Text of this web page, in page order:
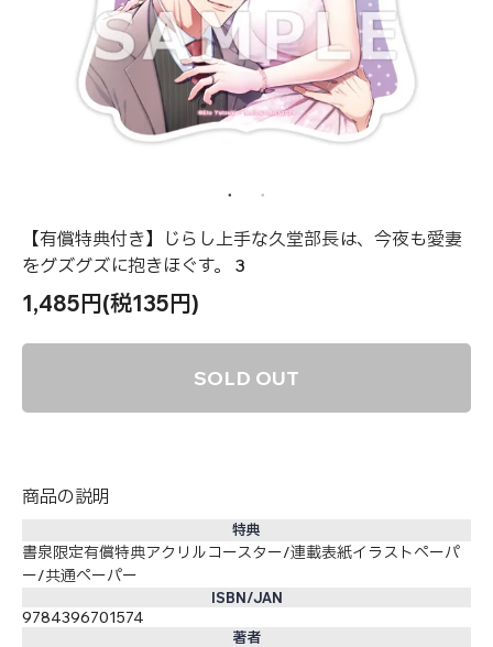
【有償特典付き】じらし上手な久堂部長は、今夜も愛妻
をグズグズに抱きほぐす。 3
1,485円(税135円)
SOLD OUT
商品の説明
特典
書泉限定有償特典アクリルコースター/連載表紙イラストペーパ
ー/共通ペーパー
ISBN/JAN
9784396701574
著者